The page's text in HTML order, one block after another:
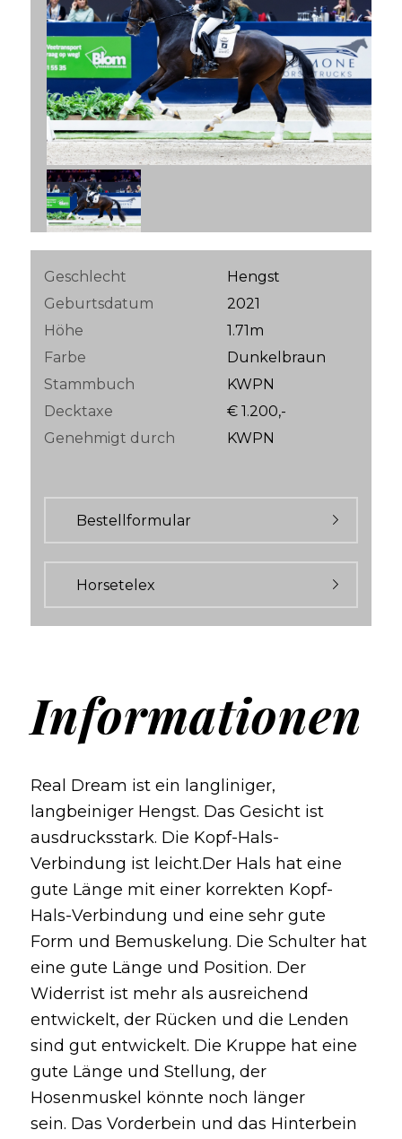
Geschlecht
Hengst
Geburtsdatum
2021
Höhe
1.71m
Farbe
Dunkelbraun
Stammbuch
KWPN
Decktaxe
€ 1.200,-
Genehmigt durch
KWPN
Bestellformular
Horsetelex
Informationen
Real Dream ist ein langliniger,
langbeiniger Hengst. Das Gesicht ist
ausdrucksstark. Die Kopf-Hals-
Verbindung ist leicht.Der Hals hat eine
gute Länge mit einer korrekten Kopf-
Hals-Verbindung und eine sehr gute
Form und Bemuskelung. Die Schulter hat
eine gute Länge und Position. Der
Widerrist ist mehr als ausreichend
entwickelt, der Rücken und die Lenden
sind gut entwickelt. Die Kruppe hat eine
gute Länge und Stellung, der
Hosenmuskel könnte noch länger
sein. Das Vorderbein und das Hinterbein